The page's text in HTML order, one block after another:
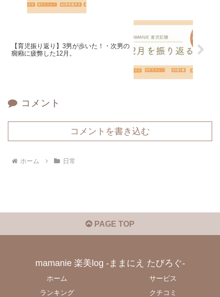
【育児振り返り】3男が歩いた！・次男の
癇癪に疲弊した12月。
コメント
コメントを書き込む
ホーム 日常
PAGE TOP
mamanie 楽美log -ままにえ たびろぐ-
ホーム
サービス
ランキング
クチコミ